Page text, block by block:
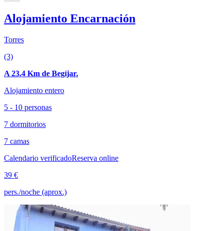
Alojamiento Encarnación
Torres
(3)
A 23.4 Km de Begíjar.
Alojamiento entero
5 - 10 personas
7 dormitorios
7 camas
Calendario verificadoReserva online
39 €
pers./noche (aprox.)